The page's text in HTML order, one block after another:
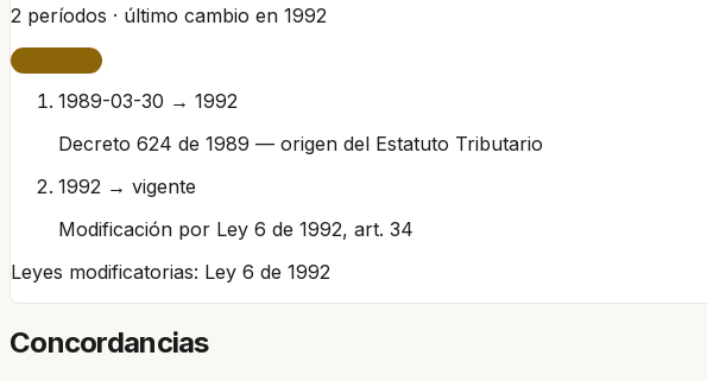
2 períodos · último cambio en 1992
1989-03-30 → 1992
Decreto 624 de 1989 — origen del Estatuto Tributario
1992 → vigente
Modificación por Ley 6 de 1992, art. 34
Leyes modificatorias: Ley 6 de 1992
Concordancias